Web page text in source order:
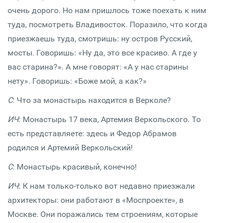
очень дорого. Но нам пришлось тоже поехать к ним
туда, посмотреть Владивосток. Поразило, что когда
приезжаешь туда, смотришь: ну остров Русский,
мосты. Говоришь: «Ну да, это все красиво. А где у
вас старина?». А мне говорят: «А у нас старины
нету». Говоришь: «Боже мой, а как?»
С: Что за монастырь находится в Верколе?
ИЧ: Монастырь 17 века, Артемия Веркольского. То
есть представляете: здесь и Федор Абрамов
родился и Артемий Веркольский!
С: Монастырь красивый, конечно!
ИЧ: К нам только-только вот недавно приезжали
архитекторы: они работают в «Моспроекте», в
Москве. Они поражались тем строениям, которые